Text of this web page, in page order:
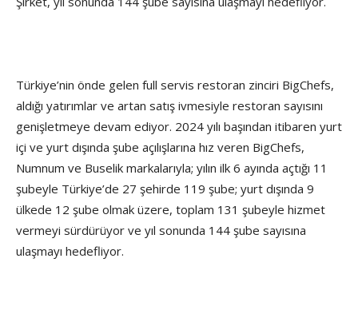
Türkiye’nin önde gelen full servis restoran zinciri BigChefs,
aldığı yatırımlar ve artan satış ivmesiyle restoran sayısını
genişletmeye devam ediyor. 2024 yılı başından itibaren yurt
içi ve yurt dışında şube açılışlarına hız veren BigChefs,
Numnum ve Buselik markalarıyla; yılın ilk 6 ayında açtığı 11
şubeyle Türkiye’de 27 şehirde 119 şube; yurt dışında 9
ülkede 12 şube olmak üzere, toplam 131 şubeyle hizmet
vermeyi sürdürüyor ve yıl sonunda 144 şube sayısına
ulaşmayı hedefliyor.